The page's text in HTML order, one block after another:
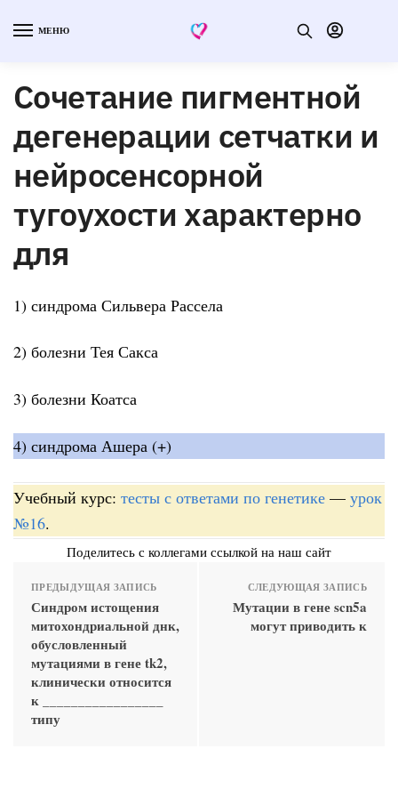
МЕНЮ
Сочетание пигментной
дегенерации сетчатки и
нейросенсорной
тугоухости характерно
для
1) синдрома Сильвера Рассела
2) болезни Тея Сакса
3) болезни Коатса
4) синдрома Ашера (+)
Учебный курс: тесты с ответами по генетике — урок
№16.
Поделитесь с коллегами ссылкой на наш сайт
ПРЕДЫДУЩАЯ ЗАПИСЬ
Синдром истощения
митохондриальной днк,
обусловленный
мутациями в гене tk2,
клинически относится
к _________________
типу
СЛЕДУЮЩАЯ ЗАПИСЬ
Мутации в гене scn5a
могут приводить к